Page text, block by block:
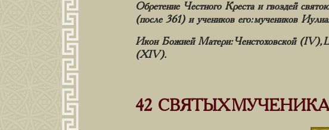
Обретение Честного Креста и гвоздей
(после 361) и учеников его: мучеников
Икон Божией Матери: Ченстоховской (IV),
(XIV).
42 СВЯТЫХ